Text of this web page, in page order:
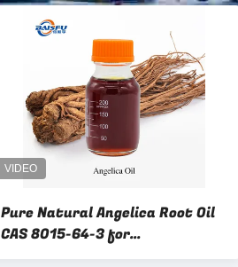
Pure Natural Angelica Root Oil
CAS 8015-64-3 for
Aromatherapy Perfumery &